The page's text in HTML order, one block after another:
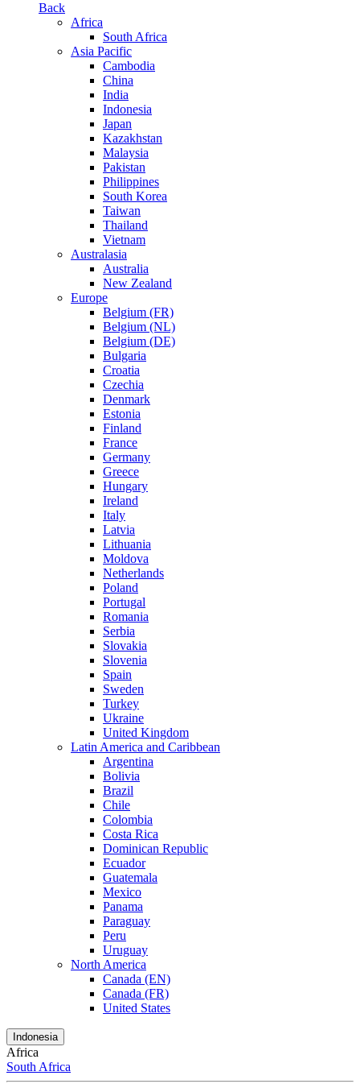
Back
Africa
South Africa
Asia Pacific
Cambodia
China
India
Indonesia
Japan
Kazakhstan
Malaysia
Pakistan
Philippines
South Korea
Taiwan
Thailand
Vietnam
Australasia
Australia
New Zealand
Europe
Belgium (FR)
Belgium (NL)
Belgium (DE)
Bulgaria
Croatia
Czechia
Denmark
Estonia
Finland
France
Germany
Greece
Hungary
Ireland
Italy
Latvia
Lithuania
Moldova
Netherlands
Poland
Portugal
Romania
Serbia
Slovakia
Slovenia
Spain
Sweden
Turkey
Ukraine
United Kingdom
Latin America and Caribbean
Argentina
Bolivia
Brazil
Chile
Colombia
Costa Rica
Dominican Republic
Ecuador
Guatemala
Mexico
Panama
Paraguay
Peru
Uruguay
North America
Canada (EN)
Canada (FR)
United States
Indonesia
Africa
South Africa